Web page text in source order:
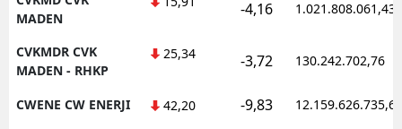
MADEN
-4,16 1.021.808.061,43
CVKMDR CVK
MADEN - RHKP
25,34 -3,72 130.242.702,76
CWENE CW ENERJI 42,20 -9,83 12.159.626.735,62